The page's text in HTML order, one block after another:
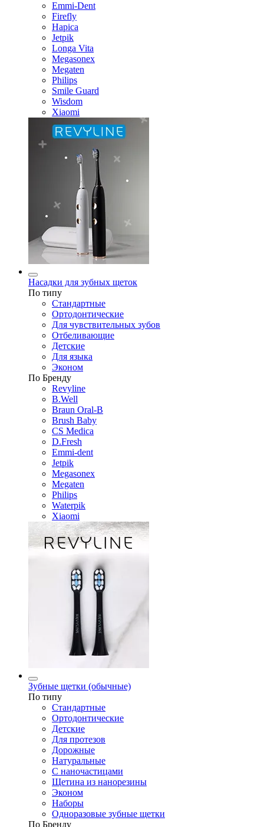
Emmi-Dent
Firefly
Hapica
Jetpik
Longa Vita
Megasonex
Megaten
Philips
Smile Guard
Wisdom
Xiaomi
Насадки для зубных щеток
По типу
Стандартные
Ортодонтические
Для чувствительных зубов
Отбеливающие
Детские
Для языка
Эконом
По Бренду
Revyline
B.Well
Braun Oral-B
Brush Baby
CS Medica
D.Fresh
Emmi-dent
Jetpik
Megasonex
Megaten
Philips
Waterpik
Xiaomi
Зубные щетки (обычные)
По типу
Стандартные
Ортодонтические
Детские
Для протезов
Дорожные
Натуральные
С наночастицами
Щетина из нанорезины
Эконом
Наборы
Одноразовые зубные щетки
По Бренду